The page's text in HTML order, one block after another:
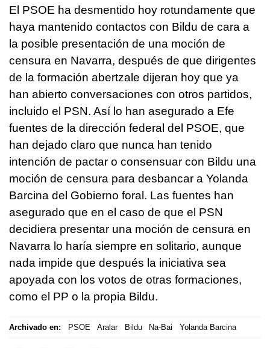
El PSOE ha desmentido hoy rotundamente que
haya mantenido contactos con Bildu de cara a
la posible presentación de una moción de
censura en Navarra, después de que dirigentes
de la formación abertzale dijeran hoy que ya
han abierto conversaciones con otros partidos,
incluido el PSN. Así lo han asegurado a Efe
fuentes de la dirección federal del PSOE, que
han dejado claro que nunca han tenido
intención de pactar o consensuar con Bildu una
moción de censura para desbancar a Yolanda
Barcina del Gobierno foral. Las fuentes han
asegurado que en el caso de que el PSN
decidiera presentar una moción de censura en
Navarra lo haría siempre en solitario, aunque
nada impide que después la iniciativa sea
apoyada con los votos de otras formaciones,
como el PP o la propia Bildu.
Archivado en: PSOE Aralar Bildu Na-Bai Yolanda Barcina